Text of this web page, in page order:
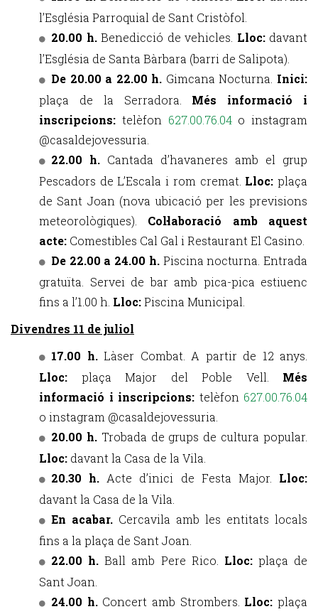
l’Església Parroquial de Sant Cristòfol.
20.00 h. Benedicció de vehicles. Lloc: davant
l’Església de Santa Bàrbara (barri de Salipota).
De 20.00 a 22.00 h. Gimcana Nocturna. Inici:
plaça de la Serradora. Més informació i
inscripcions: telèfon 627.00.76.04o instagram
@casaldejovessuria.
22.00 h. Cantada d’havaneres amb el grup
Pescadors de L’Escala i rom cremat. Lloc:plaça
de Sant Joan (nova ubicació per les previsions
meteorològiques). Col·laboració amb aquest
acte: Comestibles Cal Gal i Restaurant El Casino.
De 22.00 a 24.00 h. Piscina nocturna. Entrada
gratuïta. Servei de bar amb pica-pica estiuenc
fins a l’1.00 h. Lloc:Piscina Municipal.
Divendres 11 de juliol
17.00 h. Làser Combat. A partir de 12 anys.
Lloc: plaça Major del Poble Vell. Més
informació i inscripcions: telèfon 627.00.76.04
o instagram @casaldejovessuria.
20.00 h. Trobada de grups de cultura popular.
Lloc: davant la Casa de la Vila.
20.30 h. Acte d’inici de Festa Major. Lloc:
davant la Casa de la Vila.
En acabar. Cercavila amb les entitats locals
fins a la plaça de Sant Joan.
22.00 h.Ball amb Pere Rico. Lloc: plaça de
Sant Joan.
24.00 h. Concert amb Strombers. Lloc:plaça